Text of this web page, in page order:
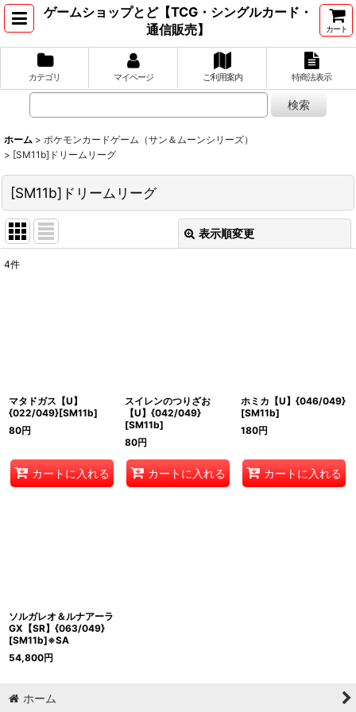
ゲームショップとど【TCG・シングルカード・
通信販売】
カート
カテゴリ マイページ ご利用案内 特商法表示
ホーム > ポケモンカードゲーム（サン＆ムーンシリーズ）
> [SM11b]ドリームリーグ
[SM11b]ドリームリーグ
表示順変更
4件
マタドガス【U】
{022/049}[SM11b]
80円
カートに入れる
スイレンのつりざお
【U】{042/049}
[SM11b]
80円
カートに入れる
ホミカ【U】{046/049}
[SM11b]
180円
カートに入れる
ソルガレオ＆ルナアーラ
GX【SR】{063/049}
[SM11b]※SA
54,800円
ホーム